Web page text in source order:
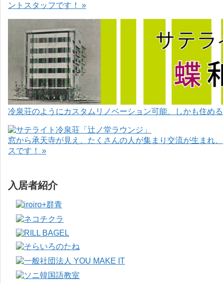
ントスタッフです！ »
冷泉荘のようにカスタムリノベーション可能、しかも住め
窓から承天寺が見え、たくさんの人が集まり交流が生まれ
スです！ »
入居者紹介